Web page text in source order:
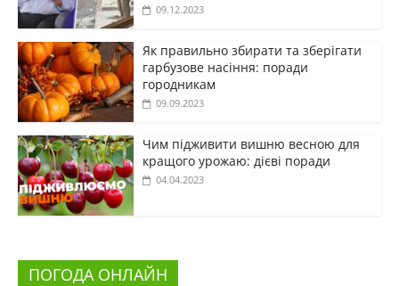
09.12.2023
Як правильно збирати та зберігати
гарбузове насіння: поради
городникам
09.09.2023
Чим підживити вишню весною для
кращого урожаю: дієві поради
04.04.2023
ПОГОДА ОНЛАЙН